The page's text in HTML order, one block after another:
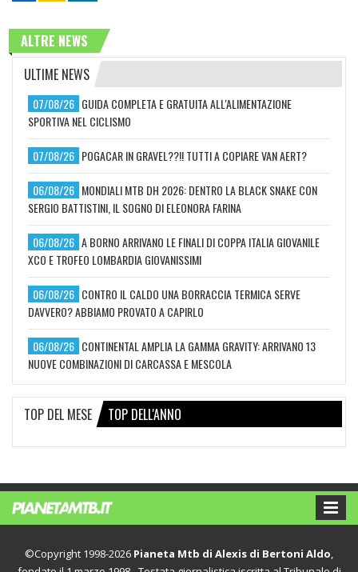
ALTRE NEWS
ULTIME NEWS
07/08/26 GUIDA COMPLETA E GRATUITA ALL'ALIMENTAZIONE
SPORTIVA NEL CICLISMO
07/08/26 POGACAR IN GRAVEL??!! TUTTI A COPIARE VAN AERT?
06/08/26 MONDIALI MTB DH 2026: DENTRO LA BLACK SNAKE CON
SERGIO BATTISTINI, IL SOGNO DI ELEONORA FARINA
06/08/26 A BORNO ARRIVANO LE FINALI DI COPPA ITALIA GIOVANILE
XCO E TROFEO LOMBARDIA GIOVANISSIMI
06/08/26 CONTRO IL CALDO UNA BORRACCIA TERMICA SERVE
DAVVERO? ABBIAMO PROVATO A CAPIRLO
06/08/26 CONTINENTAL AMPLIA LA GAMMA GRAVITY: ARRIVANO 13
NUOVE COMBINAZIONI DI CARCASSA E MESCOLA
TOP DEL MESE TOP DELL'ANNO
©Copyright 1998-2026 Pianeta Mtb di Alexis di Bertoni Aldo